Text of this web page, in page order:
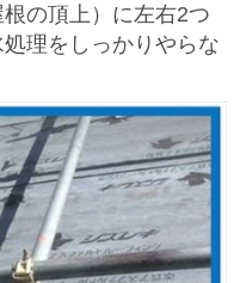
の頂上）に左右2つ
理をしっかりやらな